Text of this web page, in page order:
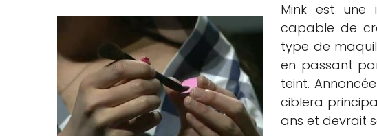
Mink est une
capable de
type de
en passant
teint.
ciblera
ans et devrait